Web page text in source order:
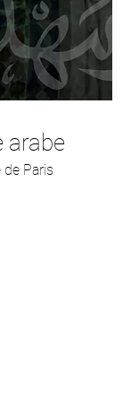
arabe
Paris